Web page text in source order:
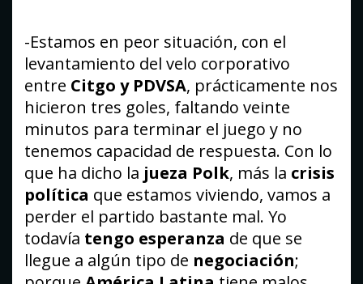
-Estamos en peor situación, con el
levantamiento del velo corporativo
entre Citgo y PDVSA, prácticamente nos
hicieron tres goles, faltando veinte
minutos para terminar el juego y no
tenemos capacidad de respuesta. Con lo
que ha dicho la jueza Polk, más la crisis
política que estamos viviendo, vamos a
perder el partido bastante mal. Yo
todavía tengo esperanza de que se
llegue a algún tipo de negociación;